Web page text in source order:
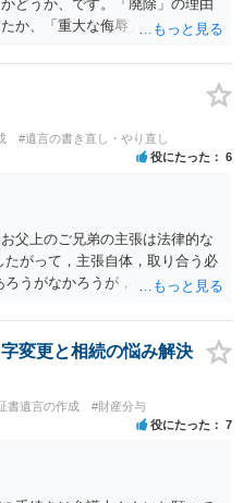
どうか、です。「廃除」の理由
か、「重大な侮辱」を受けた
９３条）。 弁護士に具体的な事
か、実際に法律相談を受けるこ
#遺言の書き直し・やり直し
役にたった 6
父上のご兄弟の主張は法律的な
がって，主張自体，取り合う必
うがなかろうが，お父上のご兄
をたてて，その弁護士から相手
法的根拠がなく，一切応じないこ
しいこと ・連絡を継続してくる
ように思います。
変更と相続の悩み解決
書遺言の作成 #財産分与
役にたった 7